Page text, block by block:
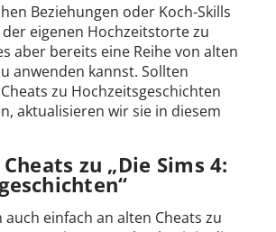
Beziehungen oder Koch-Skills
eigenen Hochzeitstorte zu
aber bereits eine Reihe von alten
anwenden kannst. Sollten
zu Hochzeitsgeschichten
aktualisieren wir sie in diesem
zu „Die Sims 4:
auch einfach an alten Cheats zu